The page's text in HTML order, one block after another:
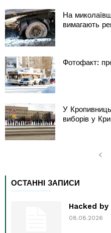
На
вимагають
Фотофакт:
У
виборів у
ОСТАННІ ЗАПИСИ
Hacked by
08.08.2026